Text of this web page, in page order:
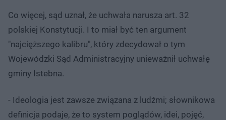
Co więcej, sąd uznał, że uchwała narusza art. 32
polskiej Konstytucji. I to miał być ten argument
"najcięższego kalibru", który zdecydował o tym
Wojewódzki Sąd Administracyjny unieważnił uchwałę
gminy Istebna.
- Ideologia jest zawsze związana z ludźmi; słownikowa
definicja podaje, że to system poglądów, idei, pojęć,